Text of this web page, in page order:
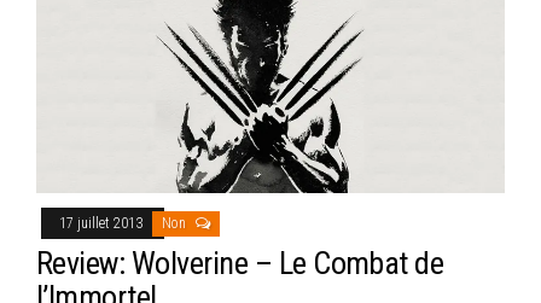
17 juillet 2013 Non
Review: Wolverine – Le Combat de